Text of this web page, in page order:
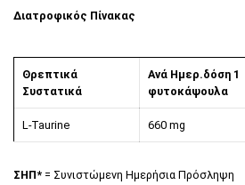
Διατροφικός Πίνακας
Θρεπτικά
Συστατικά
Ανά Ημερ.δόση 1
φυτοκάψουλα
L-Taurine 660 mg
ΣΗΠ* = Συνιστώμενη Ημερήσια Πρόσληψη